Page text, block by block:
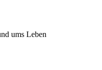
ums Leben